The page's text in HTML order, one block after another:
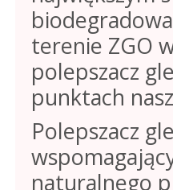
terenie ZGO
polepszacz
punktach
Polepszacz
naturalnego